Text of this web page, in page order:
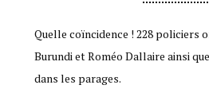
Quelle coïncidence ! 228 policiers
Burundi et Roméo Dallaire ainsi
dans les parages.